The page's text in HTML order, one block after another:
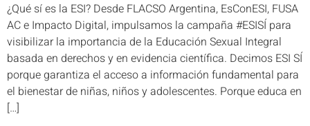
¿Qué sí es la ESI? Desde FLACSO Argentina, EsConESI, FUSA
AC e Impacto Digital, impulsamos la campaña #ESISÍ para
visibilizar la importancia de la Educación Sexual Integral
basada en derechos y en evidencia científica. Decimos ESI SÍ
porque garantiza el acceso a información fundamental para
el bienestar de niñas, niños y adolescentes. Porque educa en
[…]